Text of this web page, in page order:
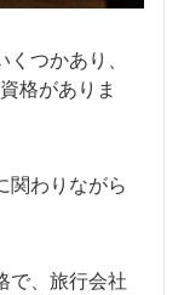
つかあり、
格がありま
関わりながら
で、旅行会社